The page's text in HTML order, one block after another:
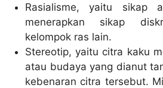
Rasialisme, yaitu sikap
menerapkan sikap
kelompok ras lain.
Stereotip, yaitu citra kaku
atau budaya yang dianut
kebenaran citra tersebut.